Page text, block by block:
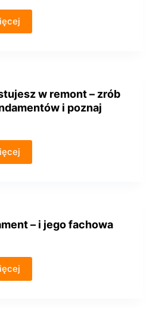
w remont – zrób
i poznaj
– i jego fachowa